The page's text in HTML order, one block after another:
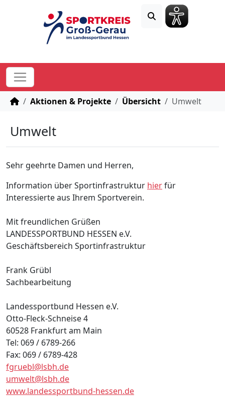
STARTSEITE
Aktionen & Projekte Übersicht Umwelt
Umwelt
Sehr geehrte Damen und Herren,
Information über Sportinfrastruktur hierfür
Interessierte aus Ihrem Sportverein.
Mit freundlichen Grüßen
LANDESSPORTBUND HESSEN e.V.
Geschäftsbereich Sportinfrastruktur
Frank Grübl
Sachbearbeitung
Landessportbund Hessen e.V.
Otto-Fleck-Schneise 4
60528 Frankfurt am Main
Tel: 069 / 6789-266
Fax: 069 / 6789-428
fgruebl@lsbh.de
umwelt@lsbh.de
www.landessportbund-hessen.de